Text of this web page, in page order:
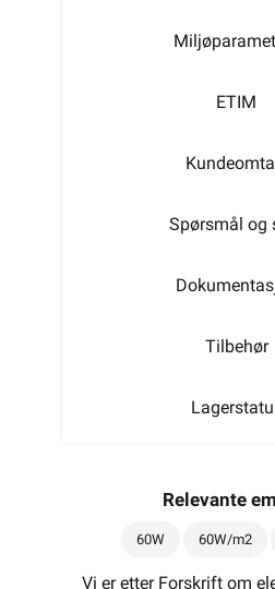
ETIM
Spørsmål og
Tilbehør
Relevante
60W 60W/m2
Vi er etter Forskrift om